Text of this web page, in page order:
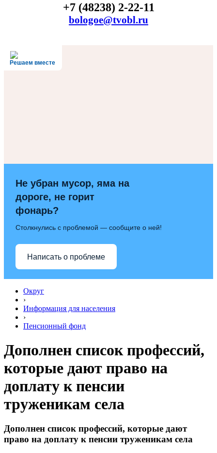
+7 (48238) 2-22-11
bologoe@tvobl.ru
Решаем вместе
Не убран мусор, яма на
дороге, не горит
фонарь?
Столкнулись с проблемой — сообщите о ней!
Написать о проблеме
Округ
›
Информация для населения
›
Пенсионный фонд
Дополнен cписок профессий,
которые дают право на
доплату к пенсии
труженикам села
Дополнен cписок профессий, которые дают
право на доплату к пенсии труженикам села